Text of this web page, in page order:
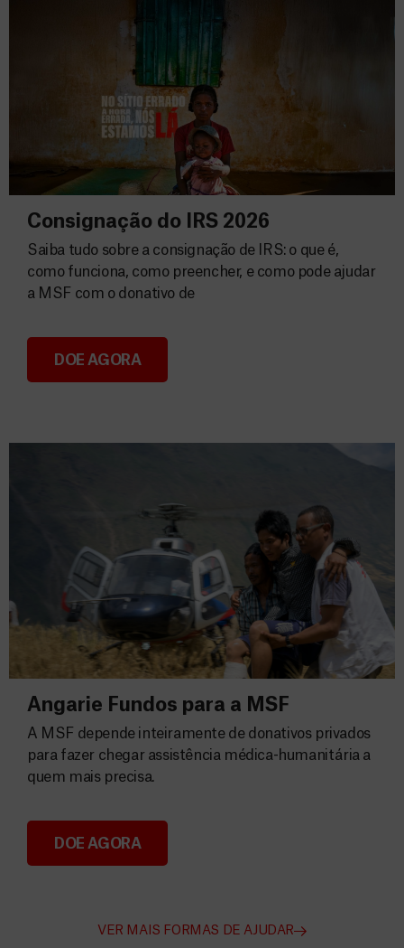
Consignação do IRS 2026
Consignação do IRS 2026
Saiba tudo sobre a consignação de IRS: o que é,
como funciona, como preencher, e como pode ajudar
a MSF com o donativo de
DOE AGORA
Angarie Fundos para a MSF
Angarie Fundos para a MSF
A MSF depende inteiramente de donativos privados
para fazer chegar assistência médica-humanitária a
quem mais precisa.
DOE AGORA
VER MAIS FORMAS DE AJUDAR